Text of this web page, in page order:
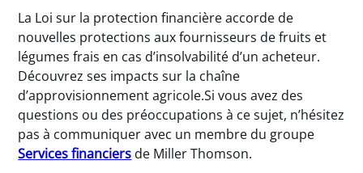
La Loi sur la protection financière accorde de
nouvelles protections aux fournisseurs de fruits et
légumes frais en cas d’insolvabilité d’un acheteur.
Découvrez ses impacts sur la chaîne
d’approvisionnement agricole.Si vous avez des
questions ou des préoccupations à ce sujet, n’hésitez
pas à communiquer avec un membre du groupe
Services financiers de Miller Thomson.